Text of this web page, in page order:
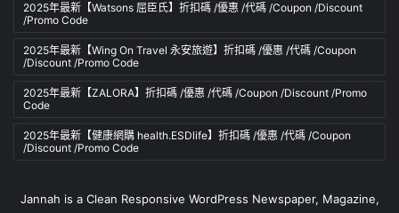
2025年最新【Watsons 屈臣氏】折扣碼 /優惠 /代碼 /Coupon /Discount
/Promo Code
2025年最新【Wing On Travel 永安旅遊】折扣碼 /優惠 /代碼 /Coupon
/Discount /Promo Code
2025年最新【ZALORA】折扣碼 /優惠 /代碼 /Coupon /Discount /Promo
Code
2025年最新【健康網購 health.ESDlife】折扣碼 /優惠 /代碼 /Coupon
/Discount /Promo Code
Jannah is a Clean Responsive WordPress Newspaper, Magazine,